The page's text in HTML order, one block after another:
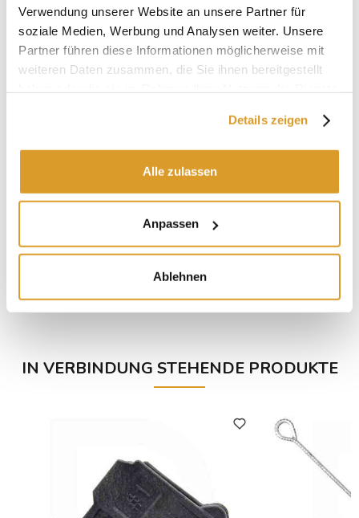
Verwendung unserer Website an unsere Partner für
soziale Medien, Werbung und Analysen weiter. Unsere
Partner führen diese Informationen möglicherweise mit
weiteren Daten zusammen, die Sie ihnen bereitgestellt
Details zeigen
Alle zulassen
Anpassen
Ablehnen
IN VERBINDUNG STEHENDE PRODUKTE